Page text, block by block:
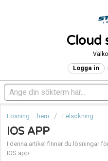
Cloud
Logga in
Lösning – hem Felsökning
IOS APP
I denna artikel finner du lösningar
IOS app.